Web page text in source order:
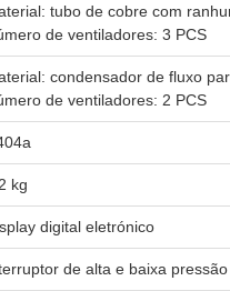
tubo de cobre com
de ventiladores: 3 PCS
condensador de fluxo
de ventiladores: 2 PCS
kg
digital eletrónico
de alta e baixa pressão